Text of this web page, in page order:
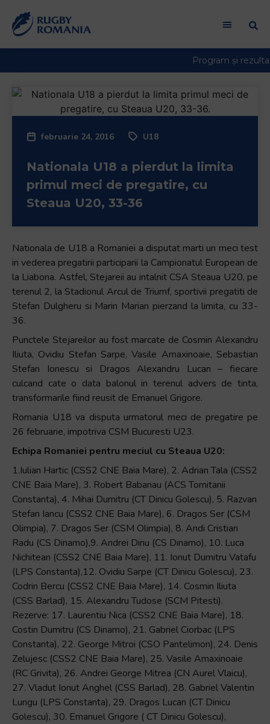
februarie 24, 2016 U18
Nationala U18 a pierdut la limita
primul meci de pregatire, cu
Steaua U20, 33-36
Nationala de U18 a Romaniei a disputat marti un meci test
in vederea pregatirii participarii la Campionatul European de
la Liabona. Astfel, Stejareii au intalnit CSA Steaua U20, pe
terenul 2, la Stadionul Arcul de Triumf, sportivii pregatiti de
Stefan Dulgheru si Marin Marian pierzand la limita, cu 33-
36.
Punctele Stejareilor au fost marcate de Cosmin Alexandru
Iliuta, Ovidiu Stefan Sarpe, Vasile Amaxinoaie, Sebastian
Stefan Ionescu si Dragos Alexandru Lucan – fiecare
culcand cate o data balonul in terenul advers de tinta,
transformarile fiind reusit de Emanuel Grigore.
Romania U18 va disputa urmatorul meci de pregatire pe
26 februarie, impotriva CSM Bucuresti U23.
Echipa Romaniei pentru meciul cu Steaua U20:
1.Iulian Hartic (CSS2 CNE Baia Mare), 2. Adrian Tala (CSS2
CNE Baia Mare), 3. Robert Babanau (ACS Tomitanii
Constanta), 4. Mihai Dumitru (CT Dinicu Golescu), 5. Razvan
Stefan Iancu (CSS2 CNE Baia Mare), 6. Dragos Ser (CSM
Olimpia), 7. Dragos Ser (CSM Olimpia), 8. Andi Cristian
Radu (CS Dinamo),9. Andrei Dinu (CS Dinamo), 10. Luca
Nichitean (CSS2 CNE Baia Mare), 11. Ionut Dumitru Vatafu
(LPS Constanta),12. Ovidiu Sarpe (CT Dinicu Golescu), 23.
Codrin Bercu (CSS2 CNE Baia Mare), 14. Cosmin Iliuta
(CSS Barlad), 15. Alexandru Tudose (SCM Pitesti).
Rezerve: 17. Laurentiu Nica (CSS2 CNE Baia Mare), 18.
Costin Dumitru (CS Dinamo), 21. Gabriel Ciorbac (LPS
Constanta), 22. George Mitroi (CSO Pantelimon), 24. Denis
Zelujesc (CSS2 CNE Baia Mare), 25. Vasile Amaxinoaie
(RC Grivita), 26. Andrei George Mitrea (CN Aurel Vlaicu),
27. Vladut Ionut Anghel (CSS Barlad), 28. Gabriel Valentin
Lungu (LPS Constanta), 29. Dragos Lucan (CT Dinicu
Golescu), 30. Emanuel Grigore ( CT Dinicu Golescu),